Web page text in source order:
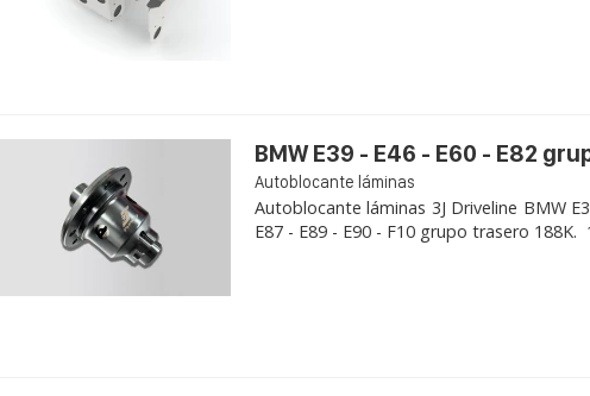
BMW E39 - E46 - E60 - E82
Autoblocante láminas
Autoblocante láminas 3J Driveline BMW
E87 - E89 - E90 - F10 grupo trasero 188K.